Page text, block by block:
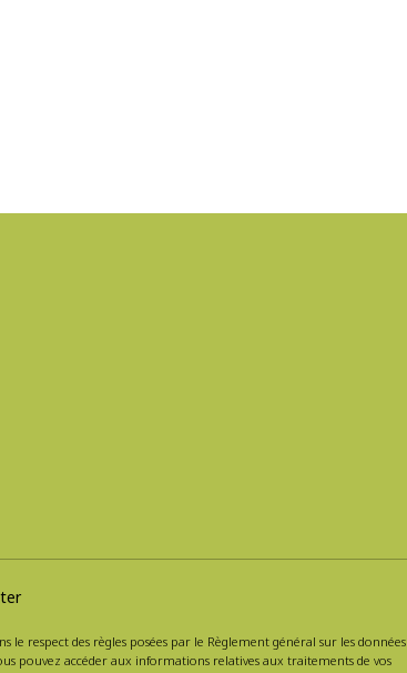
le respect des règles posées par le Règlement général sur les données
pouvez accéder aux informations relatives aux traitements de vos